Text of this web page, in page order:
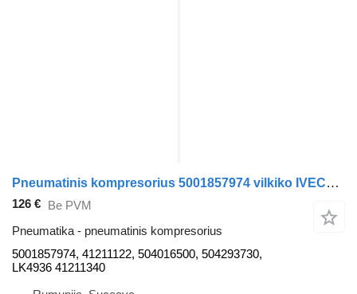
Pneumatinis kompresorius 5001857974 vilkiko IVECO STRALIS
126 € Be PVM
Pneumatika - pneumatinis kompresorius
5001857974, 41211122, 504016500, 504293730,
LK4936 41211340